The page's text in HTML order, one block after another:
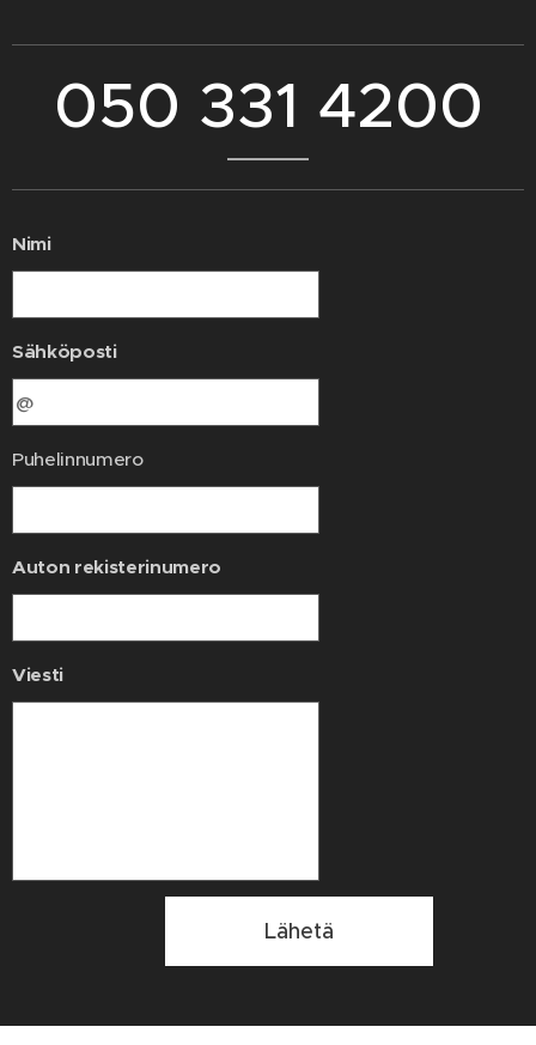
050 331 4200
Nimi
Sähköposti
Puhelinnumero
Auton rekisterinumero
Viesti
Lähetä